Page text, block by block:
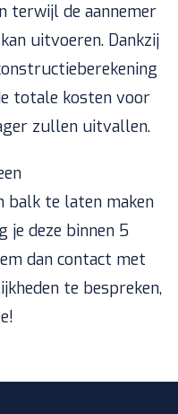
terwijl de aannemer
uitvoeren. Dankzij
totale kosten voor
zullen uitvallen.
balk te laten maken
je deze binnen 5
dan contact met
te bespreken,